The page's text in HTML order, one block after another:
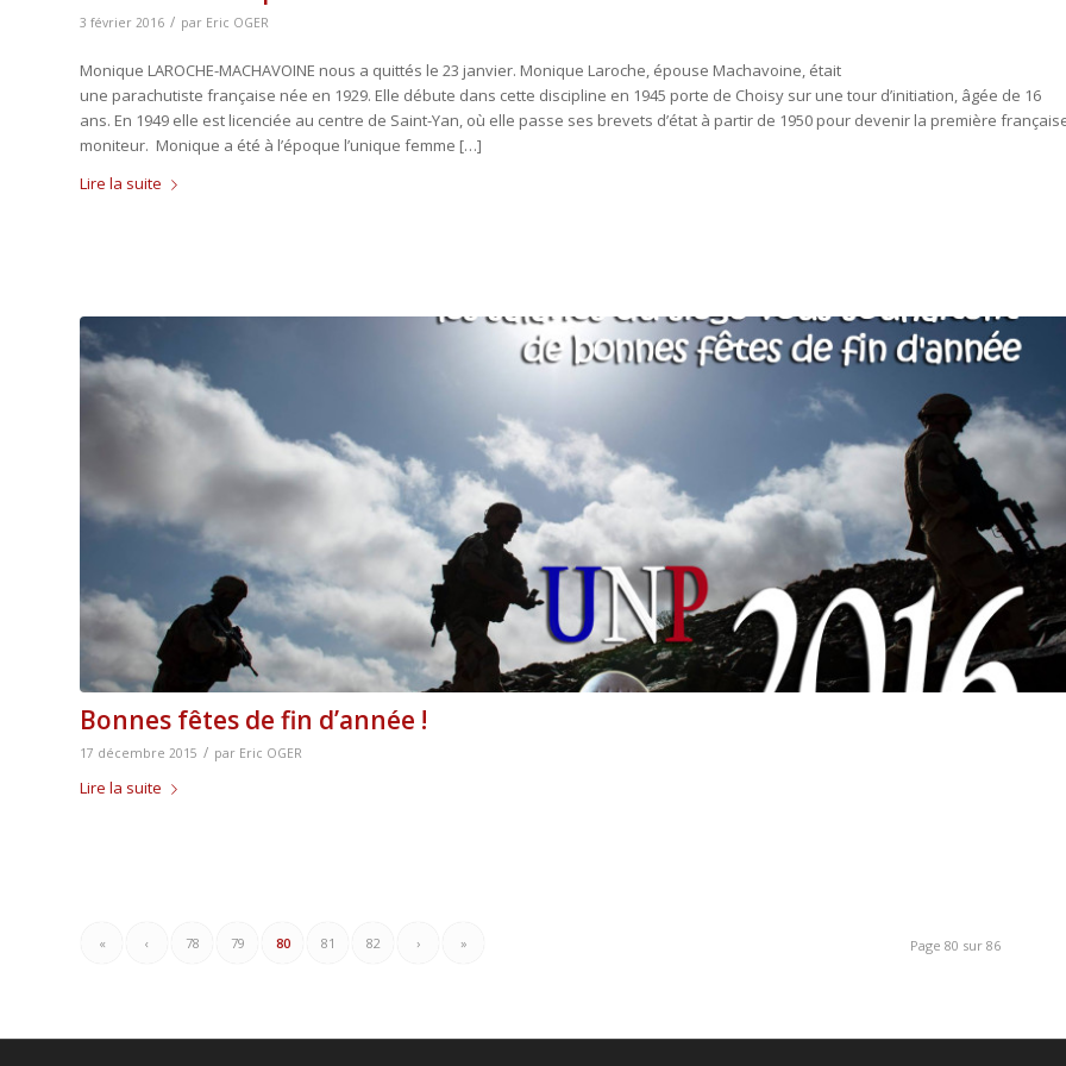
3 février 2016 / par Eric OGER
Monique LAROCHE-MACHAVOINE nous a quittés le 23 janvier. Monique Laroche, épouse Machavoine, était
une parachutiste française née en 1929. Elle débute dans cette discipline en 1945 porte de Choisy sur une tour d’initiation, âgée de 16
ans. En 1949 elle est licenciée au centre de Saint-Yan, où elle passe ses brevets d’état à partir de 1950 pour devenir la première
moniteur. Monique a été à l’époque l’unique femme […]
Lire la suite
Bonnes fêtes de fin d’année !
17 décembre 2015 / par Eric OGER
Lire la suite
Page 80 sur 86
« ‹ 78 79 80 81 82 › »